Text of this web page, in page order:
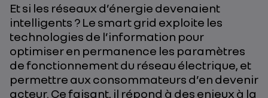
Et si les réseaux d’énergie devenaient
intelligents ? Le smart grid exploite les
technologies de l’information pour
optimiser en permanence les paramètres
de fonctionnement du réseau électrique, et
permettre aux consommateurs d’en devenir
acteur. Ce faisant, il répond à des enjeux à la